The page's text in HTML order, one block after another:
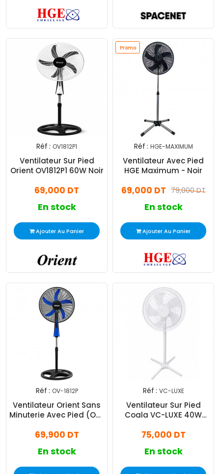
Réf : OV1812P1
Ventilateur Sur Pied
Orient OV1812P1 60W Noir
69,000 DT
En stock
Ajouter Au Panier
Promo
Réf : HGE-MAXIMUM
Ventilateur Avec Pied
HGE Maximum - Noir
79,000 DT
69,000 DT
En stock
Ajouter Au Panier
Réf : OV-1812P
Ventilateur Orient Sans
Minuterie Avec Pied (OV-
69,900 DT
En stock
Réf : VC-LUXE
Ventilateur Sur Pied
Coala VC-LUXE 40W
75,000 DT
En stock